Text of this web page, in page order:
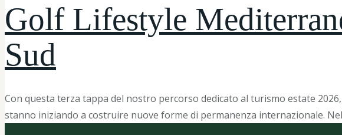
Golf Lifestyle
Sud
Con questa terza tappa del nostro percorso dedicato al turismo estate
stanno iniziando a costruire nuove forme di permanenza internazionale.